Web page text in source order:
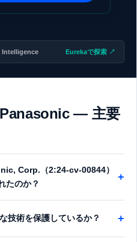
Intelligence Eurekaで探索 ↗
— 主要
Corp.（2:24-cv-00844）
たのか？
+
技術を保護しているか？ +